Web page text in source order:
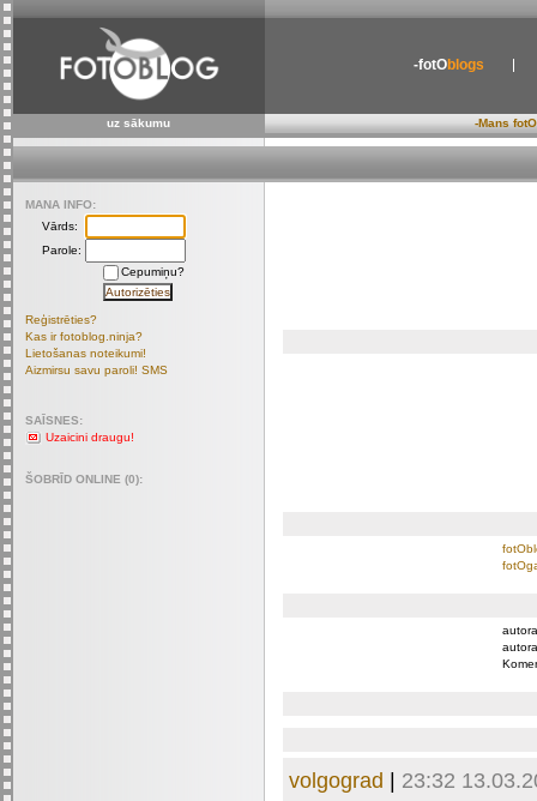
-fotOblogs
uz sākumu -Mans
volgograd | 23:32
MANA INFO:
Vārds:
Parole:
Cepumiņu?
Reģistrēties?
Kas ir fotoblog.ninja?
Lietošanas noteikumi!
Aizmirsu savu paroli! SMS
SAĪSNES:
Uzaicini draugu!
ŠOBRĪD ONLINE (0):